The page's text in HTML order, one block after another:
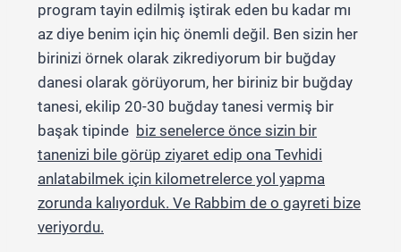
program tayin edilmiş iştirak eden bu kadar mı
az diye benim için hiç önemli değil. Ben sizin her
birinizi örnek olarak zikrediyorum bir buğday
danesi olarak görüyorum, her biriniz bir buğday
tanesi, ekilip 20-30 buğday tanesi vermiş bir
başak tipinde biz senelerce önce sizin bir
tanenizi bile görüp ziyaret edip ona Tevhidi
anlatabilmek için kilometrelerce yol yapma
zorunda kalıyorduk. Ve Rabbim de o gayreti bize
veriyordu.